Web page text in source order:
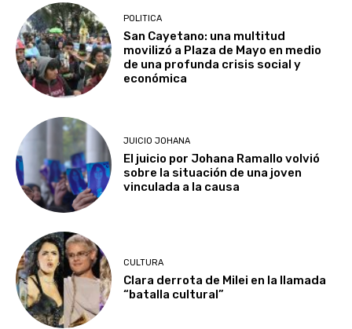
POLITICA
San Cayetano: una multitud
movilizó a Plaza de Mayo en medio
de una profunda crisis social y
económica
JUICIO JOHANA
El juicio por Johana Ramallo volvió
sobre la situación de una joven
vinculada a la causa
CULTURA
Clara derrota de Milei en la llamada
“batalla cultural”